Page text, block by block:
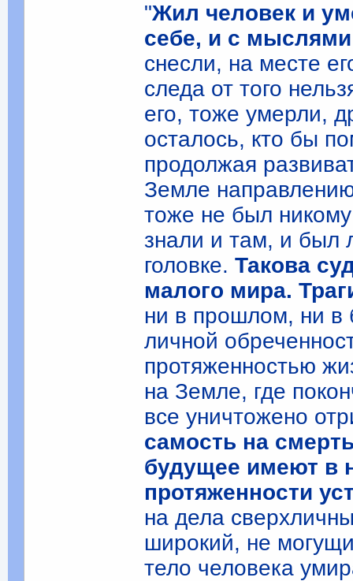
"Жил человек и
себе, и с
снесли, на месте
следа от того
его, тоже умерли,
осталось, кто бы
продолжая
Земле
тоже не был
знали и там, и был
головке. Такова
малого мира.
ни в прошлом, ни в
личной
протяженностью
на Земле, где
все уничтожено
самость на
будущее имеют в
протяженности
на дела
широкий, не
тело человека